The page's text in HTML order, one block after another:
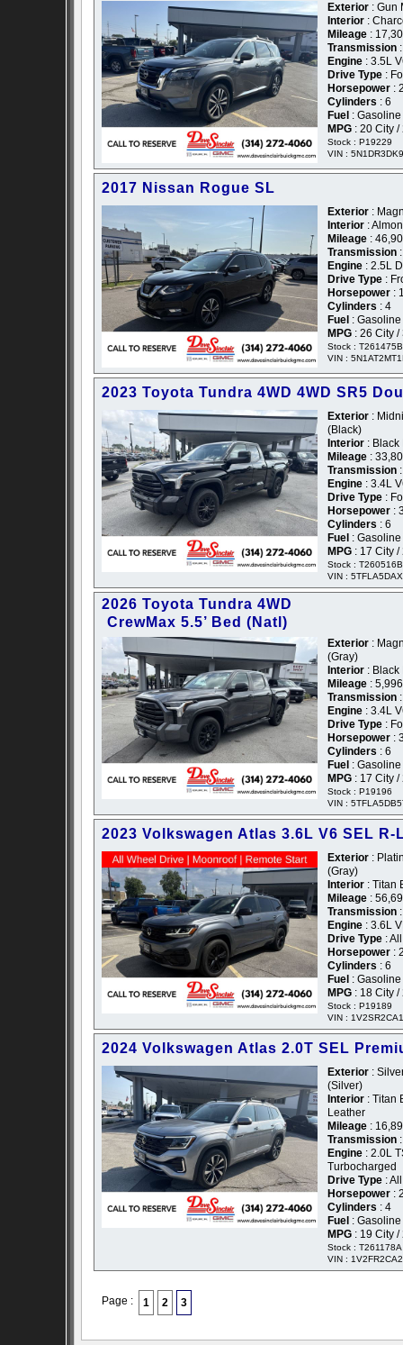
Exterior : Gun
Interior :
Mileage :
Transmission
Engine : 3.5L
Drive Type :
Horsepower :
Cylinders : 6
Fuel : Gasoline
MPG : 20 City /
Stock : P19229
VIN :
2017 Nissan Rogue SL
Exterior :
Interior :
Mileage :
Transmission
Engine : 2.5L
Drive Type :
Horsepower :
Cylinders : 4
Fuel : Gasoline
MPG : 26 City /
Stock : T261475B
VIN :
2023 Toyota Tundra 4WD 4WD SR5
Exterior :
(Black)
Interior : Black
Mileage :
Transmission
Engine : 3.4L
Drive Type :
Horsepower :
Cylinders : 6
Fuel : Gasoline
MPG : 17 City /
Stock : T260516B
VIN :
2026 Toyota Tundra 4WD
CrewMax 5.5’ Bed (Natl)
Exterior :
(Gray)
Interior : Black
Mileage : 5,996
Transmission
Engine : 3.4L
Drive Type :
Horsepower :
Cylinders : 6
Fuel : Gasoline
MPG : 17 City /
Stock : P19196
VIN :
2023 Volkswagen Atlas 3.6L V6 SEL
Exterior :
(Gray)
Interior : Titan
Mileage :
Transmission
Engine : 3.6L
Drive Type :
Horsepower :
Cylinders : 6
Fuel : Gasoline
MPG : 18 City /
Stock : P19189
VIN :
2024 Volkswagen Atlas 2.0T SEL
Exterior :
(Silver)
Interior : Titan
Leather
Mileage :
Transmission
Engine : 2.0L
Turbocharged
Drive Type :
Horsepower :
Cylinders : 4
Fuel : Gasoline
MPG : 19 City /
Stock : T261178A
VIN :
Page : 1 2 3